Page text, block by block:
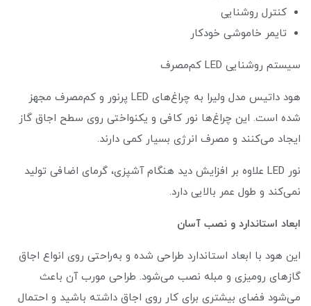
کنترل روشنایی
تایمر خاموشی خودکار
سیستم روشنایی LED کم‌مصرف
هود داتیس مدل ولیرا به چراغ‌های LED پرنور و کم‌مصرف مجهز
شده است. این چراغ‌ها نور کافی و یکنواختی روی سطح اجاق گاز
ایجاد می‌کنند و مصرف انرژی بسیار کمی دارند.
نور LED علاوه بر افزایش دید هنگام آشپزی، گرمای اضافی تولید
نمی‌کند و طول عمر بالایی دارد.
ابعاد استاندارد و نصب آسان
این هود با ابعاد استاندارد طراحی شده و به‌راحتی روی انواع اجاق
گازهای رومیزی و مبله نصب می‌شود. طراحی مورب آن باعث
می‌شود فضای بیشتری برای کار روی اجاق داشته باشید و احتمال